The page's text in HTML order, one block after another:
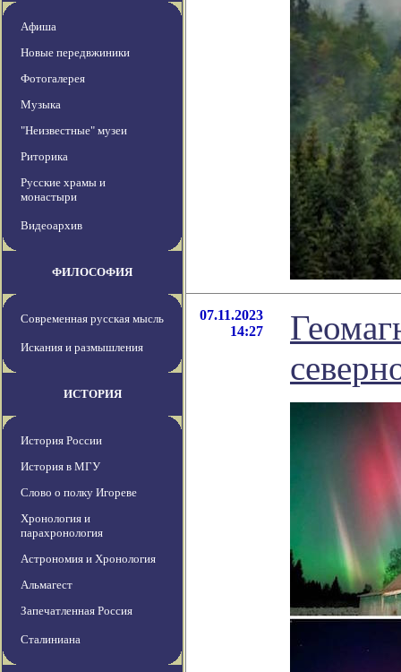
Афиша
Новые передвжиники
Фотогалерея
Музыка
"Неизвестные" музеи
Риторика
Русские храмы и
монастыри
Видеоархив
ФИЛОСОФИЯ
Современная русская мысль
Искания и размышления
ИСТОРИЯ
История России
История в МГУ
Слово о полку Игореве
Хронология и
парахронология
Астрономия и Хронология
Альмагест
Запечатленная Россия
Сталиниана
07.11.2023
14:27